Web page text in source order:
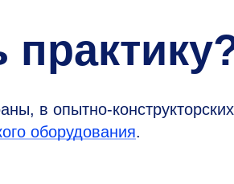
в опытно-
оборудования.